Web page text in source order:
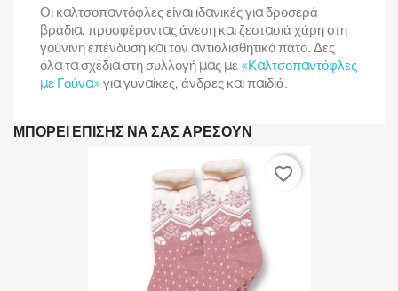
Οι καλτσοπαντόφλες είναι ιδανικές για δροσερά
βράδια, προσφέροντας άνεση και ζεστασιά χάρη στη
γούνινη επένδυση και τον αντιολισθητικό πάτο. Δες
όλα τα σχέδια στη συλλογή μας με «Καλτσοπαντόφλες
με Γούνα»για γυναίκες, άνδρες και παιδιά.
ΜΠΟΡΕΊ ΕΠΊΣΗΣ ΝΑ ΣΑΣ ΑΡΈΣΟΥΝ
favorite_border